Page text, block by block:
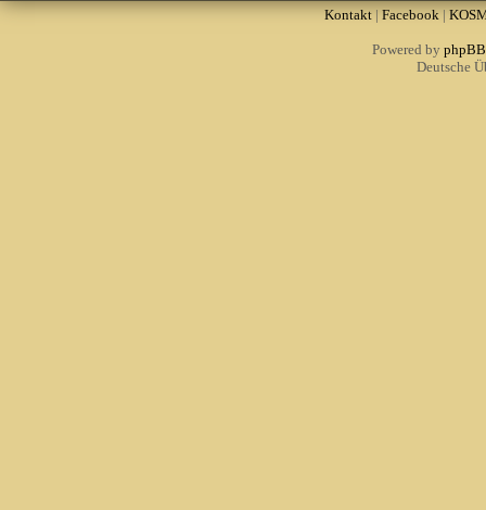
Kontakt| Facebook|
Powered by phpBB
Deutsche